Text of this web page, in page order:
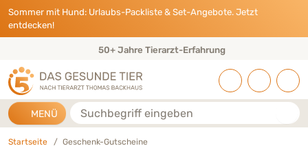
Direkt zu:
INHALT
HAUPTMENÜ
FOOTER
Sommer mit Hund: Urlaubs-Packliste & Set-Angebote. Jetzt
entdecken!
50+ Jahre Tierarzt-Erfahrung
MENÜ Suche
Startseite Geschenk-Gutscheine